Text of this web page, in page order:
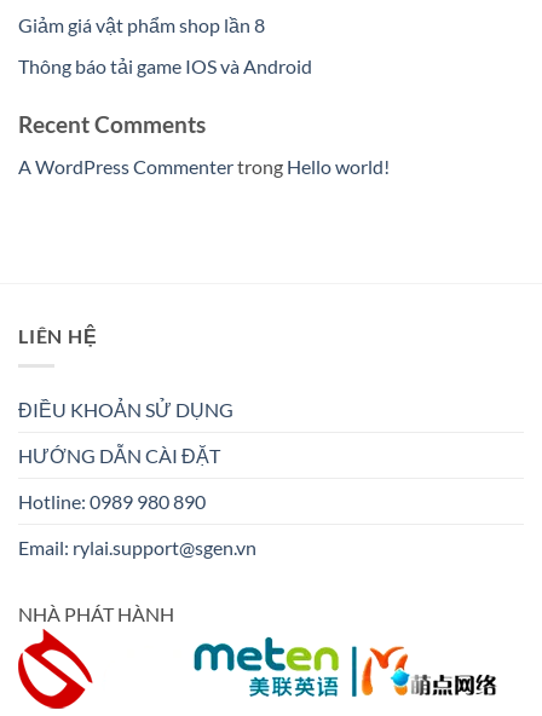
Giảm giá vật phẩm shop lần 8
Thông báo tải game IOS và Android
Recent Comments
A WordPress Commentertrong Hello world!
LIÊN HỆ
ĐIỀU KHOẢN SỬ DỤNG
HƯỚNG DẪN CÀI ĐẶT
Hotline: 0989 980 890
Email: rylai.support@sgen.vn
NHÀ PHÁT HÀNH